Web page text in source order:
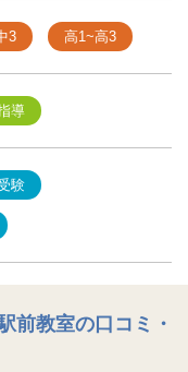
3 高1~高3
導
験
前教室の口コミ・